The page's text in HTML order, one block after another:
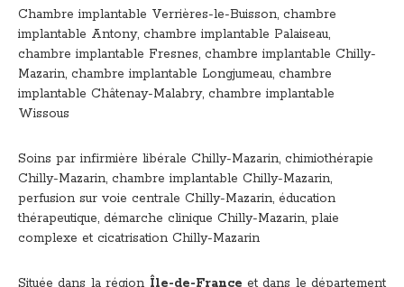
Chambre implantable Verrières-le-Buisson, chambre
implantable Antony, chambre implantable Palaiseau,
chambre implantable Fresnes, chambre implantable Chilly-
Mazarin, chambre implantable Longjumeau, chambre
implantable Châtenay-Malabry, chambre implantable
Wissous
Soins par infirmière libérale Chilly-Mazarin, chimiothérapie
Chilly-Mazarin, chambre implantable Chilly-Mazarin,
perfusion sur voie centrale Chilly-Mazarin, éducation
thérapeutique, démarche clinique Chilly-Mazarin, plaie
complexe et cicatrisation Chilly-Mazarin
Située dans la région Île-de-France et dans le département